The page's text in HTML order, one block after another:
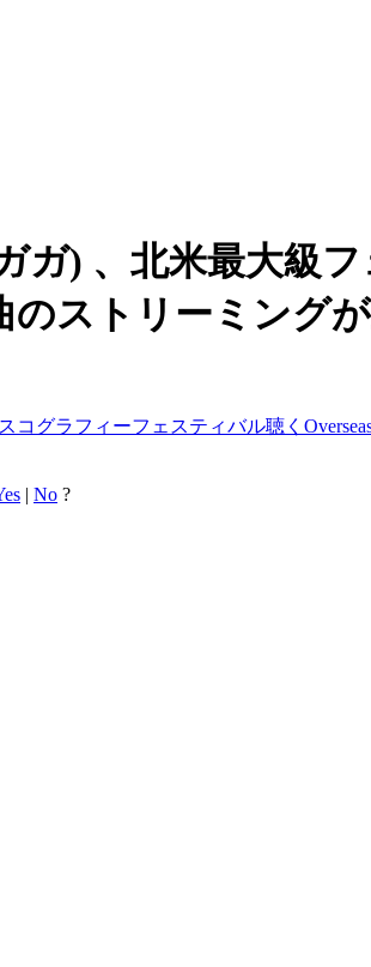
ガ) 、北米最大級
ストリーミングが
コグラフィーフェスティバル聴く
| No ?